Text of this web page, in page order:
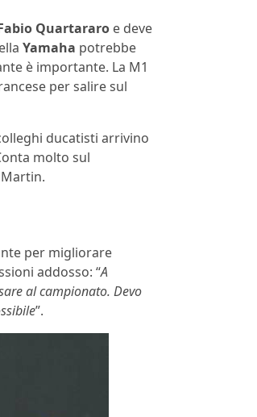
Quartararo e deve
Yamaha potrebbe
è importante. La M1
per salire sul
ducatisti arrivino
molto sul
per migliorare
addosso: “A
al campionato. Devo
”.